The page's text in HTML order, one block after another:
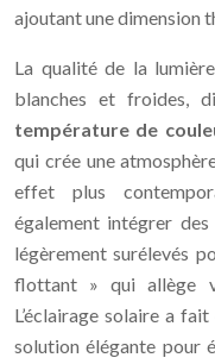
ajoutant une dimension
La qualité de la
blanches et froides,
température de
qui crée une
effet plus
également intégrer
légèrement surélevés
flottant » qui allège
L’éclairage solaire a
solution élégante pour